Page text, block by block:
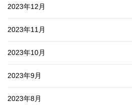
2023年12月
2023年11月
2023年10月
2023年9月
2023年8月